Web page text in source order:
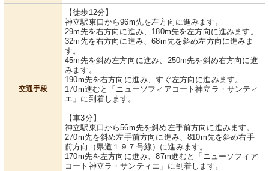
交通手段
【徒歩12分】
神立駅東口から96m先を左方向に進みます。
29m先を右方向に進み、180m先を左方向に進みます。
32m先を右方向に進み、68m先を斜め左方向に進みま
す。
45m先を斜め左方向に進み、250m先を斜め右方向に進
みます。
190m先を右方向に進み、すぐ左方向に進みます。
170m進むと「ニューソフィアコート神立ラ・サンティ
エ」に到着します。
【車3分】
神立駅東口から56m先を斜め左手前方向に進みます。
270m先を斜め左手前方向に進み、810m先を斜め右手
前方向（県道１９７号線）に進みます。
170m先を左方向に進み、87m進むと「ニューソフィア
コート神立ラ・サンティエ」に到着します。